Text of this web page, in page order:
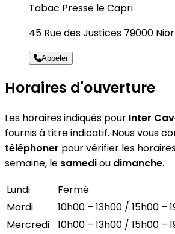
Tabac Presse le Capri
45 Rue des Justices 79000
Appeler
Horaires d'ouverture
Les horaires indiqués pour Inter
fournis à titre indicatif. Nous vous
téléphoner pour vérifier les
semaine, le samediou dimanche.
Lundi
Fermé
Mardi
10h00 – 13h00 / 15h00 –
Mercredi
10h00 – 13h00 / 15h00 –